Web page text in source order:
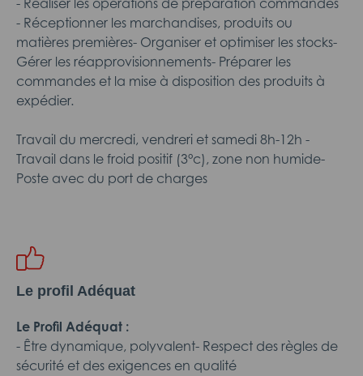
- Réaliser les opérations de préparation commandes
- Réceptionner les marchandises, produits ou
matières premières- Organiser et optimiser les stocks-
Gérer les réapprovisionnements- Préparer les
commandes et la mise à disposition des produits à
expédier.
Travail du mercredi, vendreri et samedi 8h-12h -
Travail dans le froid positif (3°c), zone non humide-
Poste avec du port de charges
Le profil Adéquat
Le Profil Adéquat :
- Être dynamique, polyvalent- Respect des règles de
sécurité et des exigences en qualité